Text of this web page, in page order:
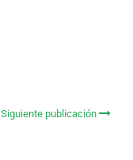
Siguiente publicación